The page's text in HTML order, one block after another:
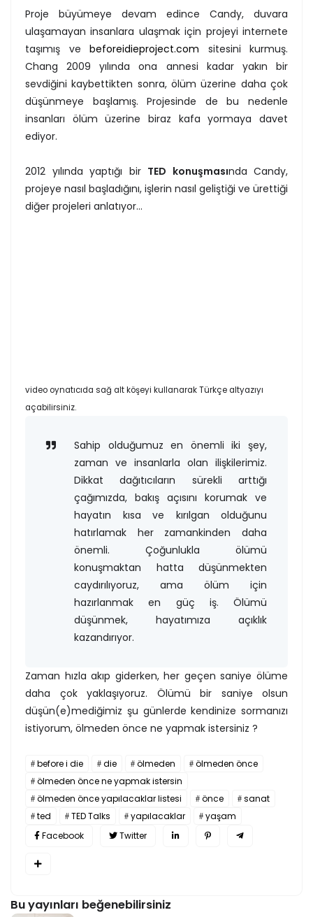
Proje büyümeye devam edince Candy, duvara
ulaşamayan insanlara ulaşmak için projeyi internete
taşımış ve beforeidieproject.com sitesini kurmuş.
Chang 2009 yılında ona annesi kadar yakın bir
sevdiğini kaybettikten sonra, ölüm üzerine daha çok
düşünmeye başlamış. Projesinde de bu nedenle
insanları ölüm üzerine biraz kafa yormaya davet
ediyor.
2012 yılında yaptığı bir TED konuşmasında Candy,
projeye nasıl başladığını, işlerin nasıl geliştiği ve ürettiği
diğer projeleri anlatıyor...
video oynatıcıda sağ alt köşeyi kullanarak Türkçe altyazıyı
açabilirsiniz.
Sahip olduğumuz en önemli iki şey,
zaman ve insanlarla olan ilişkilerimiz.
Dikkat dağıtıcıların sürekli arttığı
çağımızda, bakış açısını korumak ve
hayatın kısa ve kırılgan olduğunu
hatırlamak her zamankinden daha
önemli. Çoğunlukla ölümü
konuşmaktan hatta düşünmekten
caydırılıyoruz, ama ölüm için
hazırlanmak en güç iş. Ölümü
düşünmek, hayatımıza açıklık
kazandırıyor.
Zaman hızla akıp giderken, her geçen saniye ölüme
daha çok yaklaşıyoruz. Ölümü bir saniye olsun
düşün(e)mediğimiz şu günlerde kendinize sormanızı
istiyorum, ölmeden önce ne yapmak istersiniz ?
before i die die ölmeden
ölmeden önce
ölmeden önce ne yapmak istersin
ölmeden önce yapılacaklar listesi
önce
sanat
ted
TED Talks yapılacaklar
yaşam
Facebook
Twitter
Bu yayınları beğenebilirsiniz